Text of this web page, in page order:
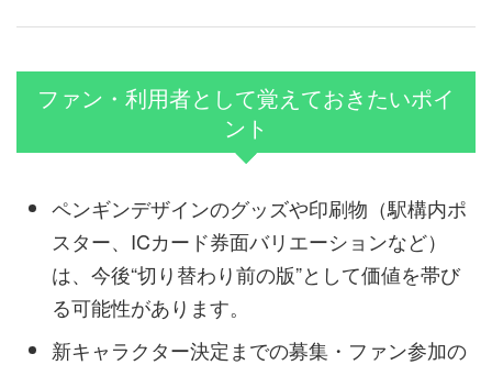
ファン・利用者として覚えておきたいポイ
ント
ペンギンデザインのグッズや印刷物（駅構内ポ
スター、ICカード券面バリエーションなど）
は、今後“切り替わり前の版”として価値を帯び
る可能性があります。
新キャラクター決定までの募集・ファン参加の